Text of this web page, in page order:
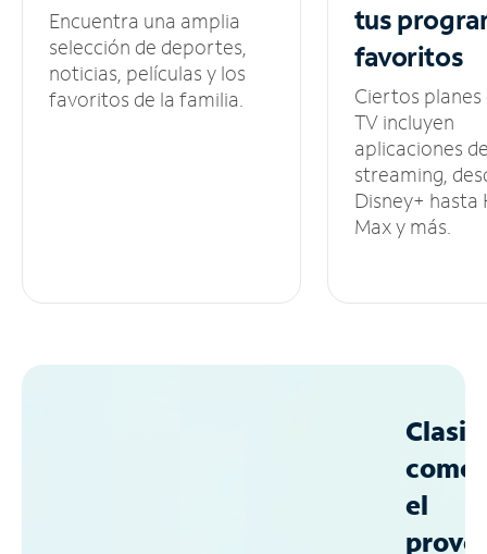
Encuentra una amplia
selección de deportes,
noticias, películas y los
favoritos de la familia.
tus
favoritos
Ciertos planes
TV incluyen
aplicaciones
streaming,
Disney+ hasta
Max y más.
como
el